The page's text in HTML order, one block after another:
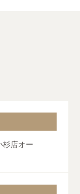
杉店オー